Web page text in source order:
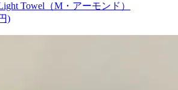
Towel（M・アーモンド）
)